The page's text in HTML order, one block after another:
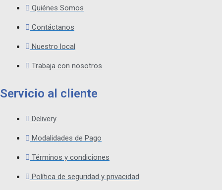
25
-
-
6X
cantidad
Quiénes Somos
Contáctanos
Nuestro local
Trabaja con nosotros
Servicio al cliente
Delivery
Modalidades de Pago
Términos y condiciones
Política de seguridad y privacidad